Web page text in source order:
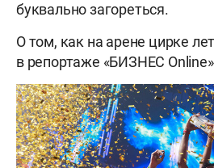
буквально загореться.
О том, как на арене цирке
в репортаже «БИЗНЕС